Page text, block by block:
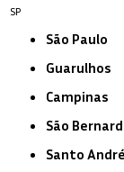
SP
São Paulo
Guarulhos
Campinas
São
Santo André